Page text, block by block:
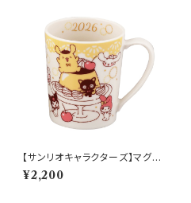
【サンリオキャラクターズ】マグ(2
026)【SAN2026】SAN2026-
11
¥2,200